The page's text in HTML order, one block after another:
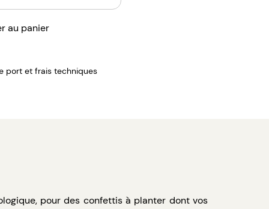
au panier
port et frais techniques
pour des confettis à planter dont vos